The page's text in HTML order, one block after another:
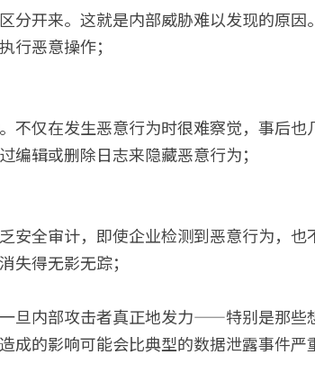
分开来。这就是内部威胁难以发现的原因
行恶意操作；
不仅在发生恶意行为时很难察觉，事后
编辑或删除日志来隐藏恶意行为；
安全审计，即使企业检测到恶意行为，
失得无影无踪；
旦内部攻击者真正地发力——特别是那些
的影响可能会比典型的数据泄露事件严